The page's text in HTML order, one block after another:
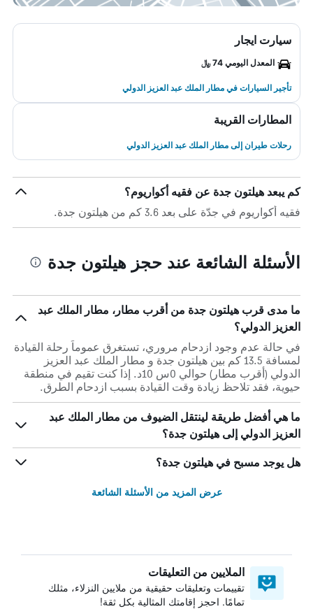
سيارت ايجار
المعدل اليومي 74 ﷼
تأجير السيارات في مطار الملك عبد العزيز الدولي
المطارات القريبة
رحلات طيران إلى مطار الملك عبد العزيز الدولي
كم يبعد هيلتون جدة عن فقيه أكواريوم؟
فقيه أكواريوم في جدّة على بعد 3.6 كم من هيلتون جدة.
الأسئلة الشائعة عند حجز هيلتون جدة
ما مدى قرب هيلتون جدة من أقرب مطار، مطار الملك عبد
العزيز الدولي؟
في حالة عدم وجود ازدحام مروري، تستغرق عموماً رحلة القيادة
لمسافة 13.5 كم بين هيلتون جدة و مطار الملك عبد العزيز
الدولي (أقرب مطار) حوالي 0س 10د. إذا كنت تقيم في منطقة
حيوية، فقد تلاحظ زيادة وقت القيادة بسبب ازدحام الطرق.
ما هي أفضل طريقة لينتقل الضيوف من مطار الملك عبد
العزيز الدولي إلى هيلتون جدة؟
هل يوجد مسبح في هيلتون جدة؟
عرض المزيد من الأسئلة الشائعة
الملايين من التعليقات
تقييمات وتعليقات حقيقية من ملايين النزلاء، مثلك
تمامًا. احجز إقامتك المثالية بكل ثقة!